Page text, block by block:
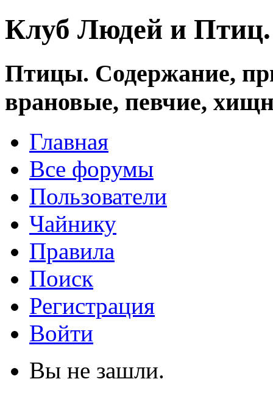
Клуб Людей и
Птицы. Содержание,
врановые, певчие,
Главная
Все форумы
Пользователи
Чайнику
Правила
Поиск
Регистрация
Войти
Вы не зашли.